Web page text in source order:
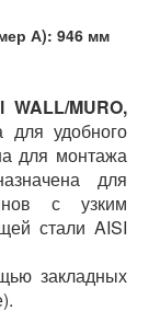
А): 946 мм
MURO,
удобного
для монтажа
для
с узким
стали AISI
закладных